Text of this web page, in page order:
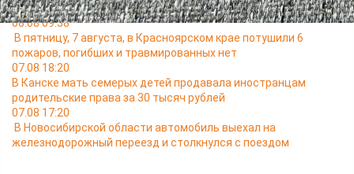
женщину и ребёнка
08.08 09:38
В пятницу, 7 августа, в Красноярском крае потушили 6
пожаров, погибших и травмированных нет
07.08 18:20
В Канске мать семерых детей продавала иностранцам
родительские права за 30 тысяч рублей
07.08 17:20
В Новосибирской области автомобиль выехал на
железнодорожный переезд и столкнулся с поездом